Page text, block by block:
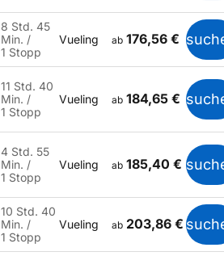
8 Std. 45
Min. /
1 Stopp
Vueling ab 176,56 €
11 Std. 40
Min. /
1 Stopp
Vueling ab 184,65 €
4 Std. 55
Min. /
1 Stopp
Vueling ab 185,40 €
10 Std. 40
Min. /
1 Stopp
Vueling ab 203,86 €